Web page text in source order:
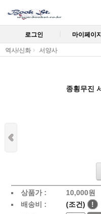
로그인 마이페이
역사/신화 서양사
종횡무진
상품가 : 10,000원
배송비 :
(조건) !